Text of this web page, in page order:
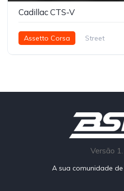
Cadillac CTS-V
Assetto Corsa Street
Versão
A sua comunidade